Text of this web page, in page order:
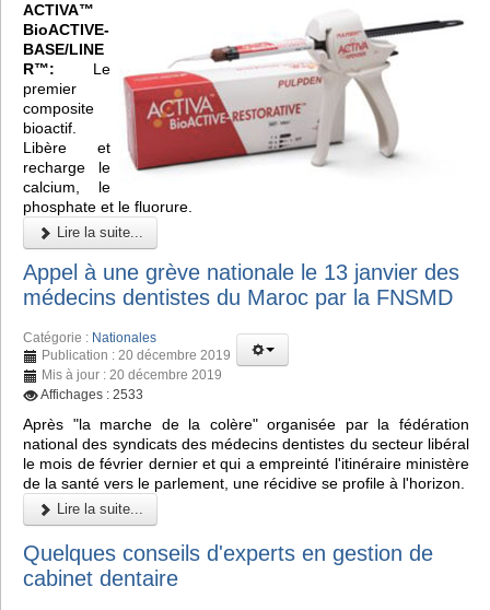
ACTIVA™
BioACTIVE-
BASE/LINE
R™: Le
premier
composite
bioactif.
Libère et
recharge le
calcium, le
phosphate et le fluorure.
Lire la suite...
Appel à une grève nationale le 13 janvier des
médecins dentistes du Maroc par la FNSMD
Catégorie : Nationales
Publication : 20 décembre 2019
Mis à jour : 20 décembre 2019
Affichages : 2533
Après "la marche de la colère" organisée par la fédération
national des syndicats des médecins dentistes du secteur libéral
le mois de février dernier et qui a empreinté l'itinéraire ministère
de la santé vers le parlement, une récidive se profile à l'horizon.
Lire la suite...
Quelques conseils d'experts en gestion de
cabinet dentaire